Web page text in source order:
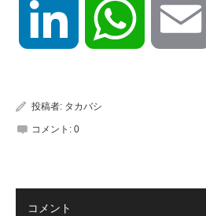
LinkedIn WhatsApp
投稿者: タカバシ
コメント: 0
コメント